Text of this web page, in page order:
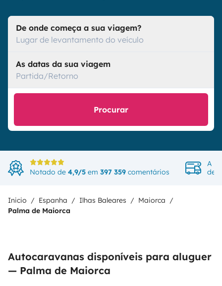
De onde começa a sua viagem?
Lugar de levantamento do veículo
As datas da sua viagem
Partida/Retorno
Procurar
Notado de 4,9/5 em 397 359 comentários
A
de
Inicio Espanha Ilhas Baleares
Maiorca
Palma de Maiorca
Autocaravanas disponíveis para aluguer
— Palma de Maiorca